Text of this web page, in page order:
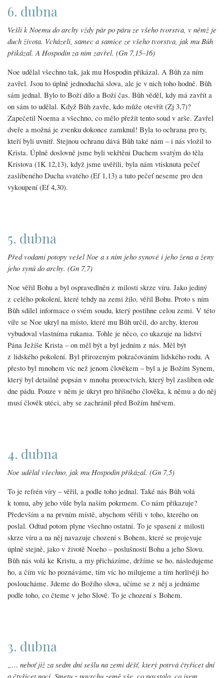
6. dubna
Vešli k Noemu do archy vždy pár po páru ze všeho tvorstva, v němž je
duch života. Vcházeli, samec a samice ze všeho tvorstva, jak mu Bůh
přikázal. A Hospodin za ním zavřel. (Gn 7,15–16)
Noe udělal všechno tak, jak mu Hospodin přikázal. A Bůh za ním
zavřel. Jsou to úplně jednoduchá slova, ale je v nich toho hodně. Bůh
sám jednal. Bylo to Boží dílo a Boží čas. Bůh věděl, kdy má zavřít a
on sám to udělal. Když Bůh zavře, kdo může otevřít (Zj 3,7)?
Zapečetil Noema a všechno, co mělo přežít tento soud v arše. Zavřel
dveře a možná je zvenku dokonce zamknul! Byla to ochrana pro ty,
kteří byli uvnitř. Stejnou ochranu dává Bůh také nám – i nás vložil to
Krista. Úplně doslovně jsme byli vekřtěni Duchem svatým do těla
Kristova (1K 12,13), když jsme uvěřili, byla nám vtisknuta pečeť
zaslíbeného Ducha svatého (Ef 1,13) a tuto pečeť neseme pro den
vykoupení (Ef 4,30).
5. dubna
Před vodami potopy vešel Noe a s ním jeho synové i jeho žena a ženy
jeho synů do archy. (Gn 7,7)
Noe věřil Bohu a byl ospravedlněn z milosti skrze víru. Jako jediný
z celého pokolení, které tehdy na zemi žilo, věřil Bohu. Proto s ním
Bůh sdílel informace o svém soudu, který postihne celou zemi. V této
víře se Noe ukryl na místo, které mu Bůh určil, do archy, kterou
vybudoval vlastníma rukama. Tohle je něco, co ukazuje na lidství
Pána Ježíše Krista – on měl být a byl jedním z nás. Měl být
z lidského pokolení. Byl přirozeným pokračováním lidského rodu. A
přesto byl mnohem víc než jenom člověkem – byl a je Božím Synem,
který byl detailně popsán v mnoha proroctvích, který byl zaslíben ode
dne pádu. Pouze v něm je úkryt pro hříšného člověka, k němu a do něj
musí člověk utéci, aby se zachránil před Božím hněvem.
4. dubna
Noe udělal všechno, jak mu Hospodin přikázal. (Gn 7,5)
To je refrén víry – věřil, a podle toho jednal. Také nás Bůh volá
k tomu, aby jeho vůle byla naším pokrmem. Co nám přikazuje?
Především a na prvním místě, abychom věřili v toho, kterého on
poslal. Odtud potom plyne všechno ostatní. To je spasení z milosti
skrze víru a na něj navazuje chození s Bohem, které se projevuje
úplně stejně, jako v životě Noeho – poslušností Bohu a jeho Slovu.
Bůh nás volá ke Kristu, a my přicházíme, držíme se ho, následujeme
ho, a čím víc ho poznáváme, tím víc ho milujeme a tím horlivěji ho
posloucháme. Jdeme do Božího slova, učíme se z něj a jednáme
podle toho, co čteme v jeho Slově. To je chození s Bohem.
3. dubna
„… neboť již za sedm dní sešlu na zemi déšť, který potrvá čtyřicet dní
a čtyřicet nocí. Smetu z povrchu země vše, co povstalo, co jsem